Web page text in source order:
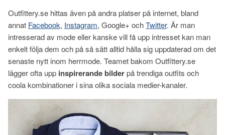
Outfittery.se hittas även på andra platser på internet, bland
annat Facebook, Instagram, Google+ ochTwitter. Är man
intresserad av mode eller kanske vill få upp intresset kan man
enkelt följa dem och på så sätt alltid hålla sig uppdaterad om det
senaste nytt inom herrmode. Teamet bakom Outfittery.se
lägger ofta upp inspirerande bilderpå trendiga outfits och
coola kombinationer i sina olika sociala medier-kanaler.